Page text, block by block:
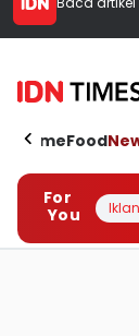
HomeFood
For
You